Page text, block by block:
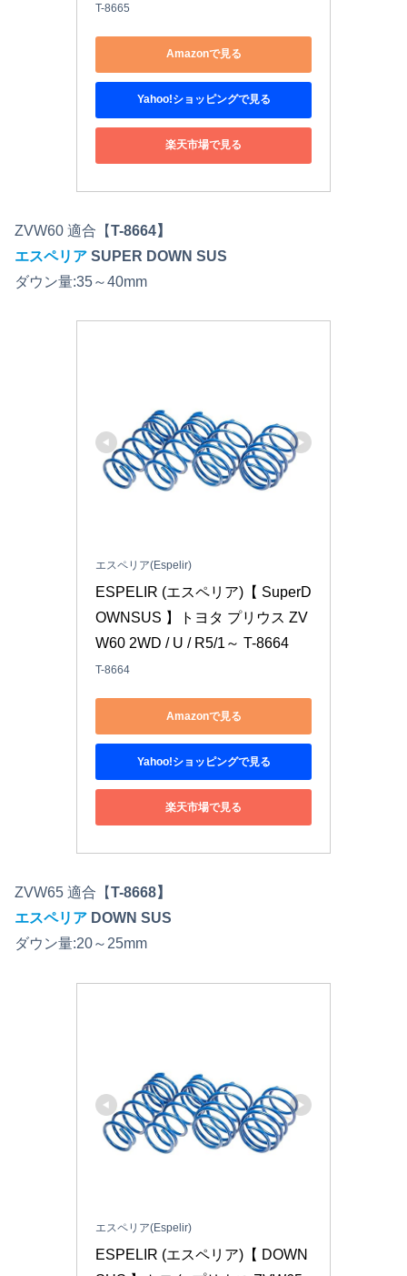
T-8665
Amazonで見る
Yahoo!ショッピングで見る
楽天市場で見る
ZVW60 適合【T-8664】
エスペリア SUPER DOWN SUS
ダウン量:35～40mm
エスペリア(Espelir)
ESPELIR (エスペリア)【 SuperD
OWNSUS 】トヨタ プリウス ZV
W60 2WD / U / R5/1～ T-8664
T-8664
Amazonで見る
Yahoo!ショッピングで見る
楽天市場で見る
ZVW65 適合【T-8668】
エスペリア DOWN SUS
ダウン量:20～25mm
エスペリア(Espelir)
ESPELIR (エスペリア)【 DOWN